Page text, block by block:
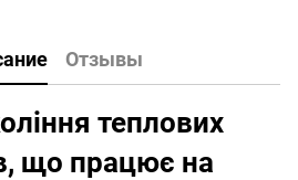
Отзывы
теплових
що працює на